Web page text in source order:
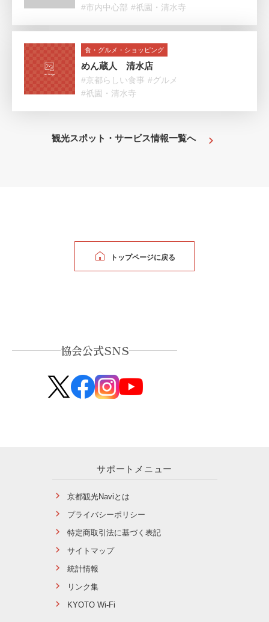
#市内中心部 #祇園・清水寺
食・グルメ・ショッピング
めん蔵人 清水店
#京都らしい食事 #グルメ
#祇園・清水寺
観光スポット・サービス情報一覧へ
トップページに戻る
協会公式SNS
サポートメニュー
京都観光Naviとは
プライバシーポリシー
特定商取引法に基づく表記
サイトマップ
統計情報
リンク集
KYOTO Wi-Fi